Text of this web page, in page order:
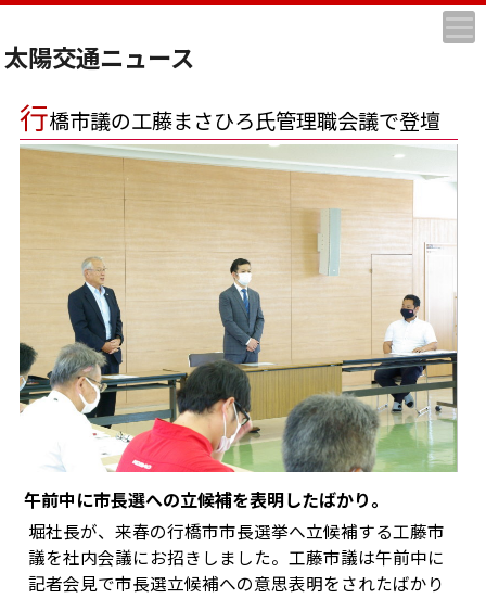
太陽交通ニュース
行橋市議の工藤まさひろ氏管理職会議で登壇
午前中に市長選への立候補を表明したばかり。
堀社長が、来春の行橋市市長選挙へ立候補する工藤市
議を社内会議にお招きしました。工藤市議は午前中に
記者会見で市長選立候補への意思表明をされたばかり